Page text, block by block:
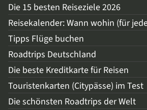
Die 15 besten Reiseziele 2026
Reisekalender: Wann wohin (für
Tipps Flüge buchen
Roadtrips Deutschland
Die beste Kreditkarte für Reisen
Touristenkarten (Citypässe) im Test
Die schönsten Roadtrips der Welt